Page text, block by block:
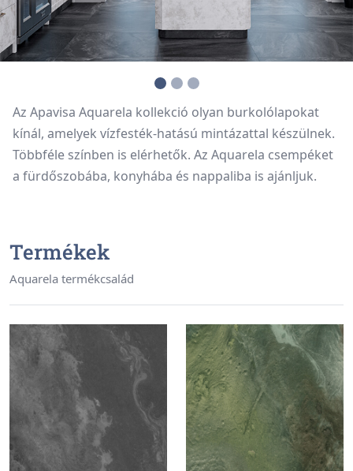
Az Apavisa Aquarela kollekció olyan burkolólapokat
kínál, amelyek vízfesték-hatású mintázattal készülnek.
Többféle színben is elérhetők. Az Aquarela csempéket
a fürdőszobába, konyhába és nappaliba is ajánljuk.
Termékek
Aquarela termékcsalád